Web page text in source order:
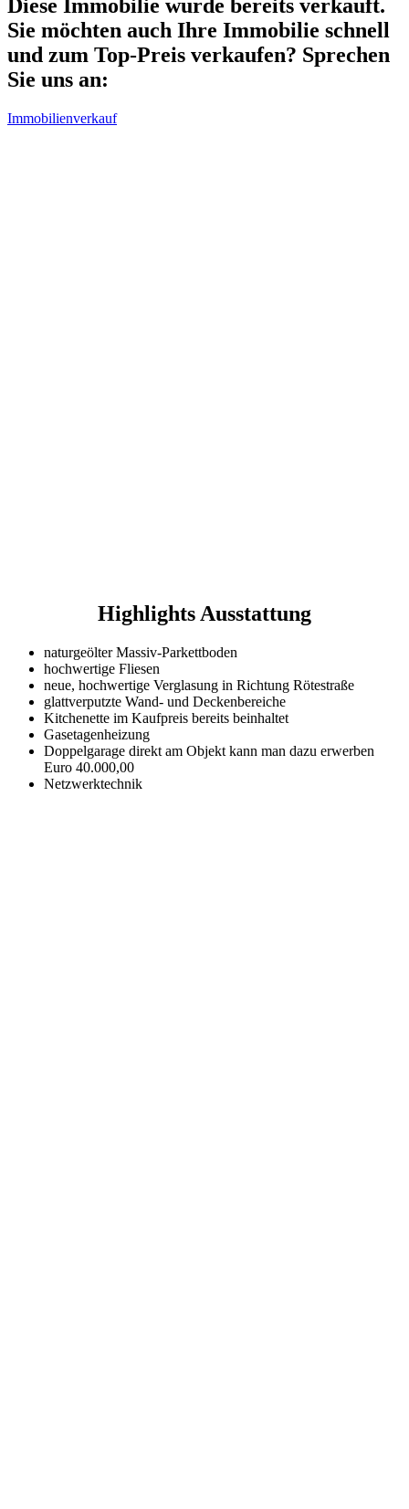
Diese Immobilie wurde bereits verkauft.
Sie möchten auch Ihre Immobilie schnell
und zum Top-Preis verkaufen? Sprechen
Sie uns an:
Immobilienverkauf
Highlights Ausstattung
naturgeölter Massiv-Parkettboden
hochwertige Fliesen
neue, hochwertige Verglasung in Richtung Rötestraße
glattverputzte Wand- und Deckenbereiche
Kitchenette im Kaufpreis bereits beinhaltet
Gasetagenheizung
Doppelgarage direkt am Objekt kann man dazu erwerben
Euro 40.000,00
Netzwerktechnik